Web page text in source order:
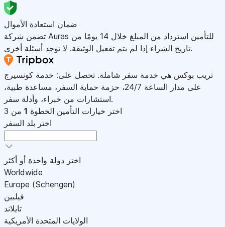
ضمان استعادة الأموال
تضمن شركة Auras للتأمين استرداد من المبلغ خلال 14 يومًا من
تاريخ الشراء إذا لم يتم تفعيل الوثيقة. لا توجد أسئلة أخرى.
تريب بوكس هي خدمة سفر شاملة. تحصل على: خدمة كونسيرج
على مدار الساعة 24/7، حزمة حماية السفر، مساعدة طبية،
استشارات من خبراء، وأدلة سفر.
اختر خيارات التأمين الخطوة 1 من 3
اختر بلد السفر
اختر دولة واحدة أو أكثر
Worldwide
Europe (Schengen)
فيلبين
تايلاند
الولايات المتحدة الأمريكية